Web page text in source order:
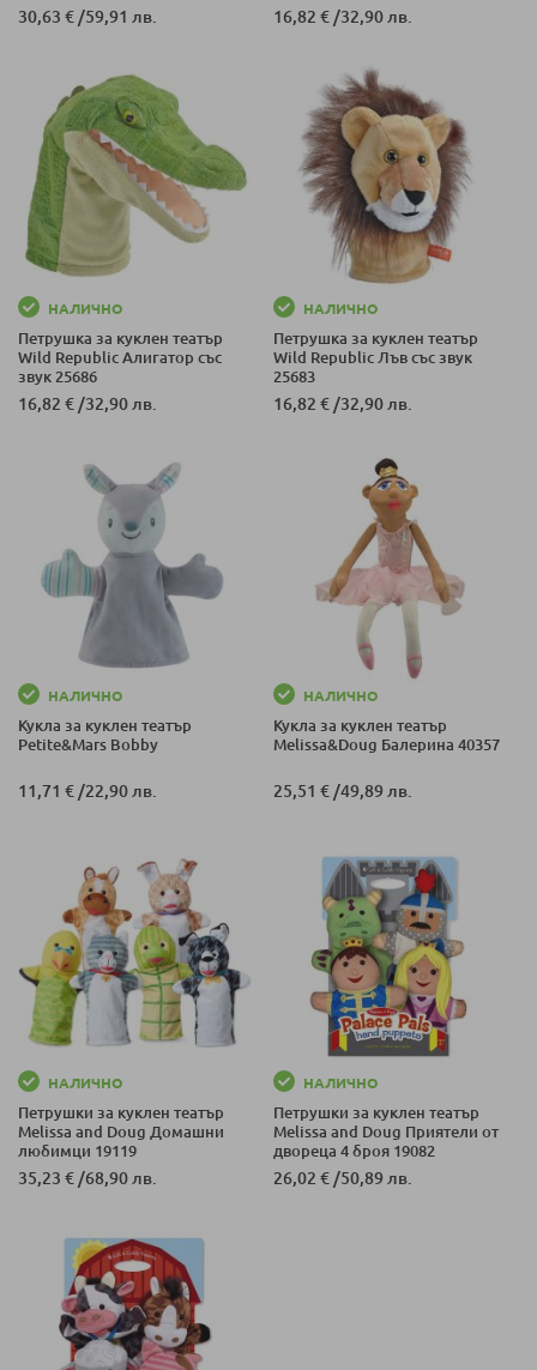
30,63 € /59,91 лв. 16,82 € /32,90 лв.
НАЛИЧНО
Петрушка за куклен театър
Wild Republic Алигатор със
звук 25686
16,82 € /32,90 лв.
НАЛИЧНО
Петрушка за куклен театър
Wild Republic Лъв със звук
25683
16,82 € /32,90 лв.
НАЛИЧНО
Кукла за куклен театър
Petite&Mars Bobby
11,71 € /22,90 лв.
НАЛИЧНО
Кукла за куклен театър
Melissa&Doug Балерина 40357
25,51 € /49,89 лв.
НАЛИЧНО
Петрушки за куклен театър
Melissa and Doug Домашни
любимци 19119
35,23 € /68,90 лв.
НАЛИЧНО
Петрушки за куклен театър
Melissa and Doug Приятели от
двореца 4 броя 19082
26,02 € /50,89 лв.